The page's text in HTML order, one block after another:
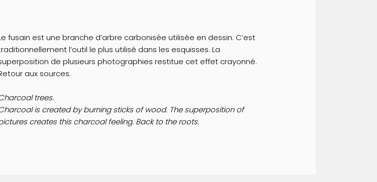
fusain est une branche d’arbre carbonisée utilisée en dessin. C’est
l’outil le plus utilisé dans les esquisses. La
de plusieurs photographies restitue cet effet crayonné.
aux sources.
trees.
is created by burning sticks of wood. The superposition of
creates this charcoal feeling. Back to the roots.